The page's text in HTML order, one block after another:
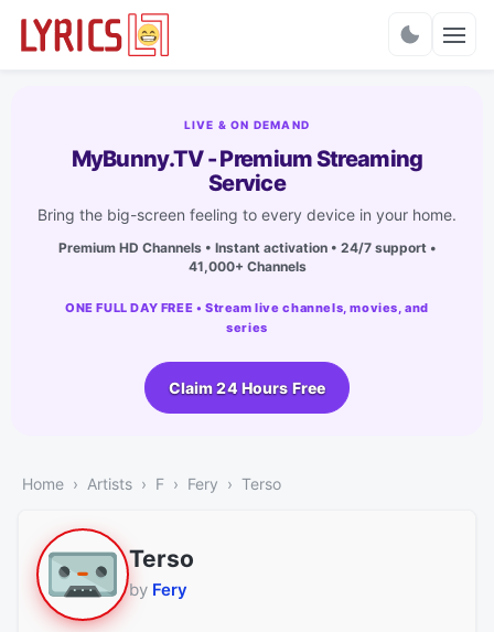
LIVE & ON DEMAND
MyBunny.TV - Premium Streaming
Service
Bring the big-screen feeling to every device in your home.
Premium HD Channels • Instant activation • 24/7 support •
41,000+ Channels
ONE FULL DAY FREE • Stream live channels, movies, and
series
Claim 24 Hours Free
Home Artists F Fery Terso
Terso
by Fery